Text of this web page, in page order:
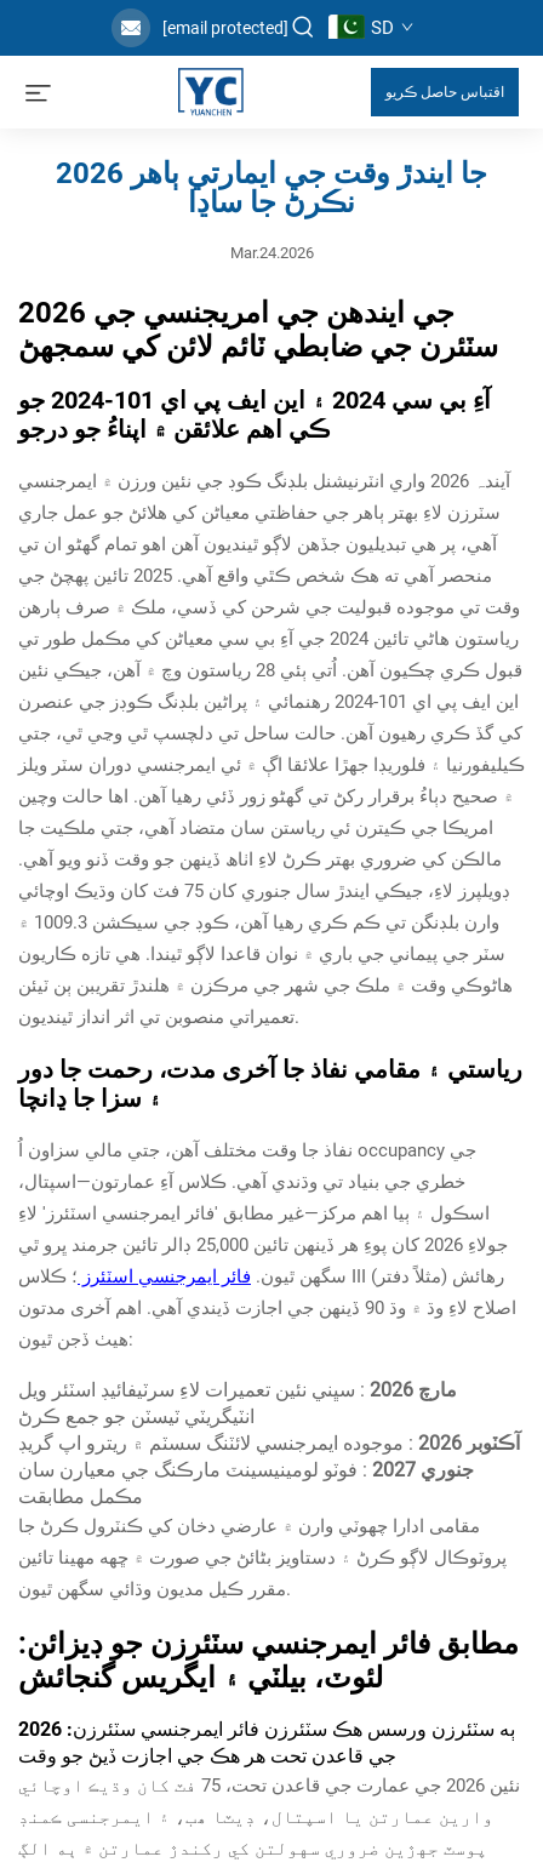
[email protected] SD
اقتباس حاصل ڪريو
2026 جا ايندڙ وقت جي ايمارتي ٻاھر
نڪرڻ جا ساڍا
Mar.24.2026
2026 جي ايندھن جي امريجنسي جي
سٽئرن جي ضابطي ٽائم لائن کي سمجھڻ
آءِ بي سي 2024 ۽ اين ايف پي اي 101-2024 جو
ڪي اهم علائقن ۾ اپناءُ جو درجو
آيندہ 2026 واري انٽرنيشنل بلڊنگ ڪوڊ جي نئين ورزن ۾ ايمرجنسي
سٽرزن لاءِ بھتر ٻاھر جي حفاظتي معياڻن کي هلائڻ جو عمل جاري
آهي، پر هي تبديليون جڏهن لاڳو ٿينديون آهن اهو تمام گهڻو ان تي
منحصر آهي ته هڪ شخص ڪٿي واقع آهي. 2025 تائين پهچڻ جي
وقت تي موجوده قبوليت جي شرحن کي ڏسي، ملڪ ۾ صرف ٻارهن
رياستون هاڻي تائين 2024 جي آءِ بي سي معياڻن کي مڪمل طور تي
قبول ڪري چڪيون آهن. اُتي ٻئي 28 رياستون وچ ۾ آهن، جيڪي نئين
اين ايف پي اي 101-2024 رهنمائي ۽ پراڻين بلڊنگ ڪوڊز جي عنصرن
کي گڏ ڪري رهيون آهن. حالت ساحل تي دلچسپ ٿي وڃي ٿي، جتي
ڪيليفورنيا ۽ فلوريڊا جهڙا علائقا اڳ ۾ ئي ايمرجنسي دوران سٽر ويلز
۾ صحيح دٻاءُ برقرار رکڻ تي گهڻو زور ڏئي رهيا آهن. اها حالت وچين
امریڪا جي ڪيترن ئي رياستن سان متضاد آهي، جتي ملڪيت جا
مالڪن کي ضروري بهتر ڪرڻ لاءِ اٺاھ ڏينهن جو وقت ڏنو ويو آهي.
ڊويلپرز لاءِ، جيڪي ايندڙ سال جنوري کان 75 فٽ کان وڌيڪ اوچائي
وارن بلڊنگن تي ڪم ڪري رهيا آهن، ڪوڊ جي سيڪشن 1009.3 ۾
سٽر جي پيماني جي باري ۾ نوان قاعدا لاڳو ٿيندا. هي تازه ڪاريون
هاڻوڪي وقت ۾ ملڪ جي شهر جي مرڪزن ۾ هلندڙ تقريبن ٻن ٽيئن
تعميراتي منصوبن تي اثر انداز ٿينديون.
رياستي ۽ مقامي نفاذ جا آخری مدت، رحمت جا دور
۽ سزا جا ڍانچا
نفاذ جا وقت مختلف آهن، جتي مالي سزاون اُ occupancy جي
خطري جي بنياد تي وڌندي آهي. ڪلاس آءِ عمارتون—اسپتال،
اسڪول ۽ ٻيا اهم مرکز—غير مطابق 'فائر ايمرجنسي اسٽئرز' لاءِ
جولاءِ 2026 کان پوءِ هر ڏينهن تائين 25,000 ڊالر تائين جرمند ڀرو ٿي
سگهن ٿيون. فائر ايمرجنسي اسٽئرز ؛ ڪلاس III رهائش (مثلاً دفتر)
اصلاح لاءِ وڌ ۾ وڌ 90 ڏينهن جي اجازت ڏيندي آهي. اهم آخری مدتون
هيٺ ڏجن ٿيون:
مارچ 2026
: سڀني نئين تعميرات لاءِ سرٽيفائيڊ اسٽئر ويل
انٽيگريٽي ٽيسٽن جو جمع ڪرڻ
آڪٽوبر 2026
: موجوده ايمرجنسي لائٽنگ سسٽم ۾ ريترو اپ گريڊ
جنوري 2027
: فوٽو لومينيسينٽ مارڪنگ جي معيارن سان
مڪمل مطابقت
مقامی ادارا چھوٽي وارن ۾ عارضي دخان کي ڪنٽرول ڪرڻ جا
پروٽوڪال لاڳو ڪرڻ ۽ دستاويز بڻائڻ جي صورت ۾ ڇهه مهينا تائين
مقرر ڪيل مديون وڌائي سگهن ٿيون.
مطابق فائر ايمرجنسي سٽئرزن جو ڊيزائن:
لئوٽ، بيلٽي ۽ ايگريس گنجائش
ٻه سٽئرزن ورسس هڪ سٽئرزن فائر ايمرجنسي سٽئرزن: 2026
جي قاعدن تحت هر هڪ جي اجازت ڏيڻ جو وقت
نئين 2026 جي عمارت جي قاعدن تحت، 75 فٽ کان وڌيڪ اوچائي
وارين عمارتن يا اسپتال، ڊيٽا ھب، ۽ ايمرجنسی ڪمنڊ
پوسٽ جهڙين ضروري سهولتن کي رکندڙ عمارتن ۾ ٻه الڳ